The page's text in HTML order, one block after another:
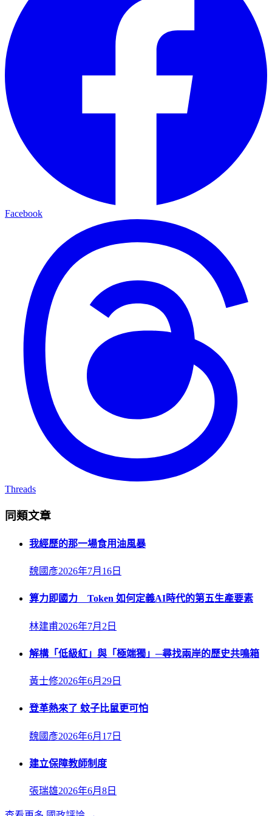
Facebook
Threads
同類文章
我經歷的那一場食用油風暴
魏國彥2026年7月16日
算力即國力 Token 如何定義AI時代的第五生產要素
林建甫2026年7月2日
解構「低級紅」與「極端獨」─尋找兩岸的歷史共鳴箱
黃士修2026年6月29日
登革熱來了 蚊子比鼠更可怕
魏國彥2026年6月17日
建立保障教師制度
張瑞雄2026年6月8日